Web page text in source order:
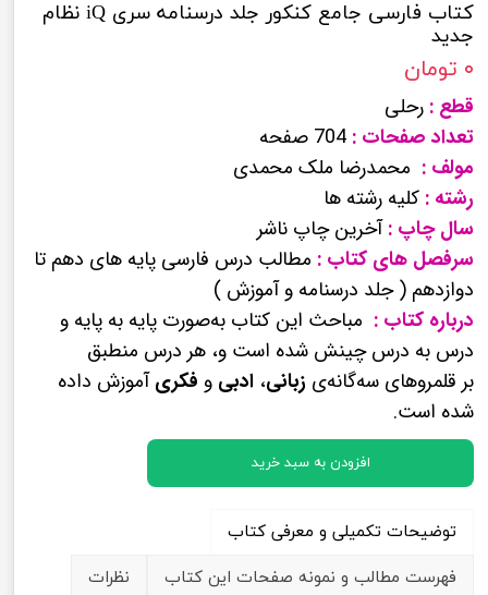
کتاب فارسی جامع کنکور جلد درسنامه سری iQ نظام
جدید
۰ تومان
قطع : رحلی
تعداد صفحات : 704 صفحه
مولف : محمدرضا ملک محمدی
رشته : کلیه رشته ها
سال چاپ :آخرین چاپ ناشر
سرفصل های کتاب : مطالب درس فارسی پایه های دهم تا
دوازدهم ( جلد درسنامه و آموزش )
درباره کتاب : مباحث این کتاب به‌صورت پایه به پایه و
درس به درس چینش شده است و، هر درس منطبق
بر قلمروهای سه‌گانه‌ی زبانی، ادبی و فکریآموزش داده
شده است.
افزودن به سبد خرید
توضیحات تکمیلی و معرفی کتاب
فهرست مطالب و نمونه صفحات این کتاب
نظرات